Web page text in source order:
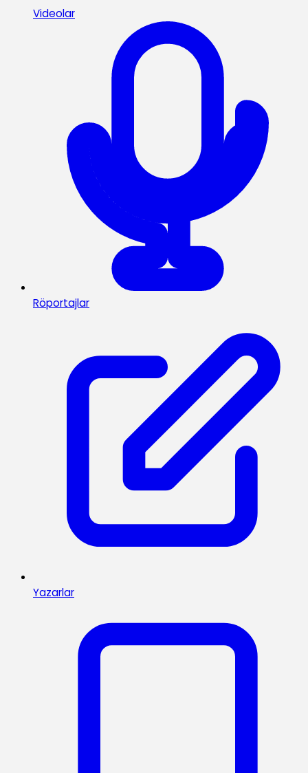
Videolar
Röportajlar
Yazarlar